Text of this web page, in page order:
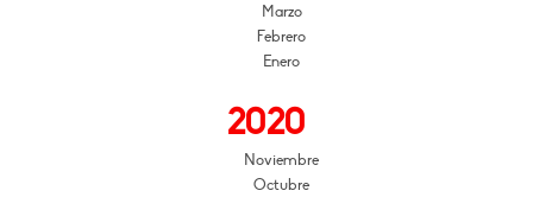
Marzo
Febrero
Enero
2020
Noviembre
Octubre